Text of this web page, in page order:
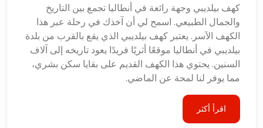
كهف بيلديبي وجهة رائعة في أنطاليا تجمع بين التاريخ
والجمال الطبيعي. اسمح لي أن آخذك في رحلة عبر هذا
الكهف الآسر. يعتبر كهف بيلديبي الذي يقع بالقرب من بلدة
بيلديبي في أنطاليا موقعًا أثريًا فريدًا يعود تاريخه إلى آلاف
السنين. يحتوي هذا الكهف القديم على بقايا سكن بشري،
مما يوفر لنا لمحة عن الماضي.
اقرأ أكثر